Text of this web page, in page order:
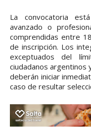
La convocatoria
avanzado o
comprendidas entre
de inscripción. Los
exceptuados del
ciudadanos
deberán iniciar
caso de resultar